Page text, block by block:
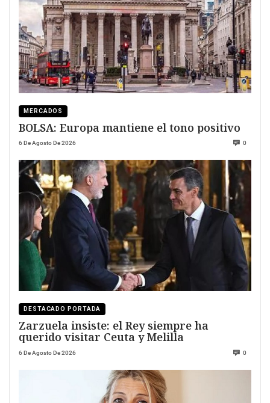
MERCADOS
BOLSA: Europa mantiene el tono positivo
6 De Agosto De 2026 0
DESTACADO PORTADA
Zarzuela insiste: el Rey siempre ha
querido visitar Ceuta y Melilla
6 De Agosto De 2026 0